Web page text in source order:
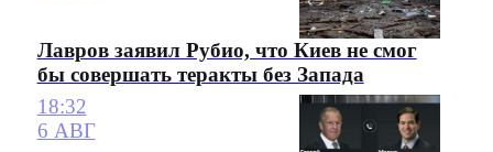
Лавров заявил Рубио, что Киев не смог
бы совершать теракты без Запада
18:32
6 АВГ